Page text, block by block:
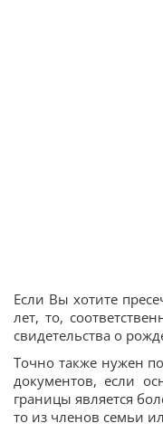
Если Вы хотите
лет, то,
свидетельства о
Точно также нужен
документов, если
границы является
то из членов семьи